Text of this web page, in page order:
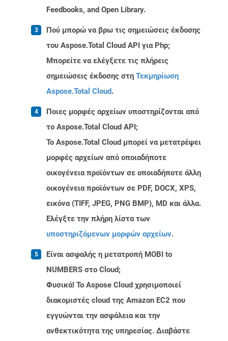
Feedbooks, and Open Library.
Πού μπορώ να βρω τις σημειώσεις έκδοσης
του Aspose.Total Cloud API για Php;
Μπορείτε να ελέγξετε τις πλήρεις
σημειώσεις έκδοσης στη Τεκμηρίωση
Aspose.Total Cloud.
Ποιες μορφές αρχείων υποστηρίζονται από
το Aspose.Total Cloud API;
Το Aspose.Total Cloud μπορεί να μετατρέψει
μορφές αρχείων από οποιαδήποτε
οικογένεια προϊόντων σε οποιαδήποτε άλλη
οικογένεια προϊόντων σε PDF, DOCX, XPS,
εικόνα (TIFF, JPEG, PNG BMP), MD και άλλα.
Ελέγξτε την πλήρη λίστα των
υποστηριζόμενων μορφών αρχείων.
Είναι ασφαλής η μετατροπή MOBI to
NUMBERS στο Cloud;
Φυσικά! Το Aspose Cloud χρησιμοποιεί
διακομιστές cloud της Amazon EC2 που
εγγυώνται την ασφάλεια και την
ανθεκτικότητα της υπηρεσίας. Διαβάστε